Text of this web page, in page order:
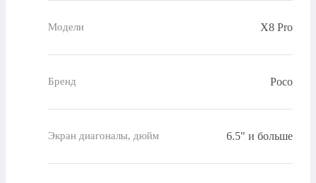
Модели X8 Pro
Бренд Poco
Экран диагоналы, дюйм 6.5" и больше